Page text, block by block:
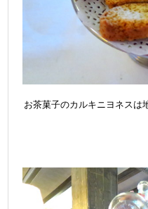
お茶菓子のカルキニヨネスは